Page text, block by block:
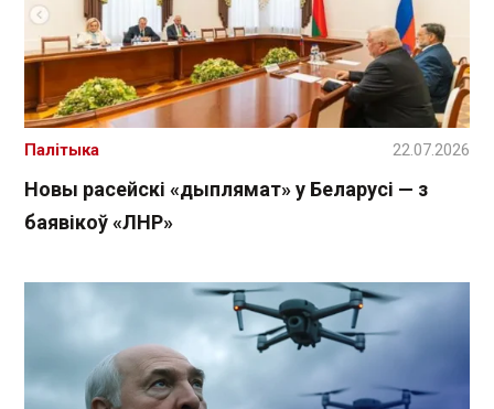
Новы расейскі «дыплямат» у Беларусі — з
баявікоў «ЛНР»
Палітыка 22.07.2026